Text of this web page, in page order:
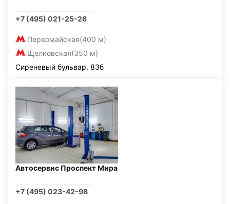
+7 (495) 021-25-26
Первомайская(400 м)
Щелковская(350 м)
Сиреневый бульвар, 83б
Автосервис Проспект Мира
+7 (495) 023-42-98